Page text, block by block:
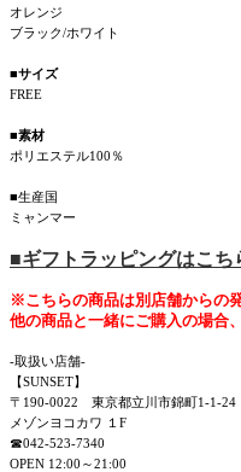
オレンジ
ブラック/ホワイト
■サイズ
FREE
■素材
ポリエステル100％
■生産国
ミャンマー
■ギフトラッピングはこち
※こちらの商品は別店舗からの
他の商品と一緒にご購入の場合
-取扱い店舗-
【SUNSET】
〒190-0022 東京都立川市錦町1-1-24
メゾンヨコカワ １F
☎042-523-7340
OPEN 12:00～21:00